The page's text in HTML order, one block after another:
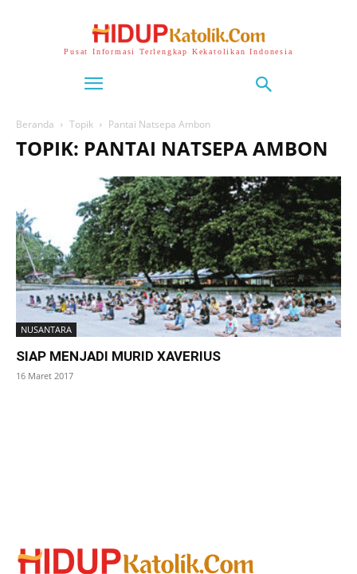
Pusat Informasi Terlengkap Kekatolikan Indonesia
Beranda Topik Pantai Natsepa Ambon
TOPIK: PANTAI NATSEPA AMBON
NUSANTARA
SIAP MENJADI MURID XAVERIUS
16 Maret 2017